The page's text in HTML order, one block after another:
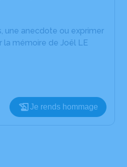
une anecdote ou exprimer
la mémoire de Joël LE
Je rends hommage